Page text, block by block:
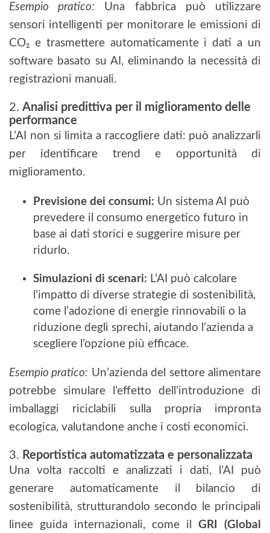
Esempio pratico: Una fabbrica può utilizzare
sensori intelligenti per monitorare le emissioni di
CO₂ e trasmettere automaticamente i dati a un
software basato su AI, eliminando la necessità di
registrazioni manuali.
2. Analisi predittiva per il miglioramento delle
performance
L’AI non si limita a raccogliere dati: può analizzarli
per identificare trend e opportunità di
miglioramento.
Previsione dei consumi: Un sistema AI può
prevedere il consumo energetico futuro in
base ai dati storici e suggerire misure per
ridurlo.
Simulazioni di scenari: L’AI può calcolare
l’impatto di diverse strategie di sostenibilità,
come l’adozione di energie rinnovabili o la
riduzione degli sprechi, aiutando l’azienda a
scegliere l’opzione più efficace.
Esempio pratico: Un’azienda del settore alimentare
potrebbe simulare l’effetto dell’introduzione di
imballaggi riciclabili sulla propria impronta
ecologica, valutandone anche i costi economici.
3. Reportistica automatizzata e personalizzata
Una volta raccolti e analizzati i dati, l’AI può
generare automaticamente il bilancio di
sostenibilità, strutturandolo secondo le principali
linee guida internazionali, come il GRI (Global